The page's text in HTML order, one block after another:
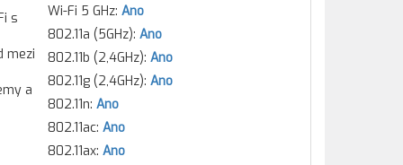
s
mezi
a
Wi-Fi 5 GHz: Ano
802.11a (5GHz): Ano
802.11b (2,4GHz): Ano
802.11g (2,4GHz): Ano
802.11n: Ano
802.11ac: Ano
802.11ax: Ano